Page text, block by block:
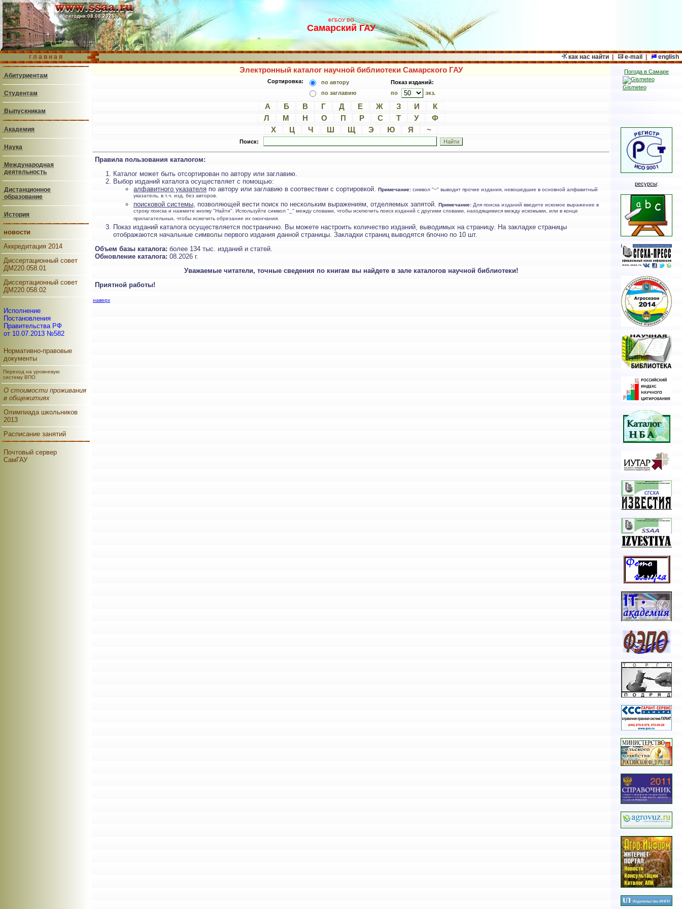
ФГБОУ ВО
Самарский ГАУ
cегодня:08.08.2026
cегодня:08.08.2026
г л а в н а я как нас найти e-mail english
Абитуриентам
Студентам
Выпускникам
Академия
Наука
Международная
деятельность
Дистанционное
образование
История
новости
Аккредитация 2014
Диссертационный совет
ДМ220.058.01
Диссертационный совет
ДМ220.058.02
Исполнение
Постановления
Правительства РФ
от 10.07.2013 №582
Нормативно-правовые
документы
Переход на уровневую
систему ВПО
О стоимости проживания
в общежитиях
Олимпиада школьников
2013
Расписание занятий
Почтовый сервер
СамГАУ
Электронный каталог научной библиотеки Самарского ГАУ
Сортировка: по автору
Показ изданий:
по заглавию
по экз.
А Б В Г Д Е Ж З И
К
Л
М Н О П Р С Т У
Ф
Х
Ц Ч Ш Щ Э Ю Я ~
Поиск:
Правила пользования каталогом:
Каталог может быть отсортирован по автору или заглавию.
Выбор изданий каталога осуществляет с помощью:
алфавитного указателя по автору или заглавию в соотвествии с сортировкой. Примечание: символ "~" выводит прочие издания, невошедшие в основной алфавитный
указатель, в т.ч. изд. без авторов.
поисковой системы, позволяющей вести поиск по нескольким выражениям, отделяемых запятой. Примечание: Для поиска изданий введите искомое выражение в
строку поиска и нажмите кнопку "Найти". Используйте символ "_" между словами, чтобы исключить поиск изданий с другими словами, находящимися между искомыми, или в конце
прилагательных, чтобы искючить обрезание их окончания.
Показ изданий каталога осуществляется постранично. Вы можете настроить количество изданий, выводимых на страницу. На закладке страницы
отображаются начальные символы первого издания данной страницы. Закладки страниц выводятся блочно по 10 шт.
Объем базы каталога: более 134 тыс. изданий и статей.
Обновление каталога: 08.2026 г.
Уважаемые читатели, точные сведения по книгам вы найдете в зале каталогов научной библиотеки!
Приятной работы!
наверх
Погода в Самаре
Gismeteo
ресурсы: